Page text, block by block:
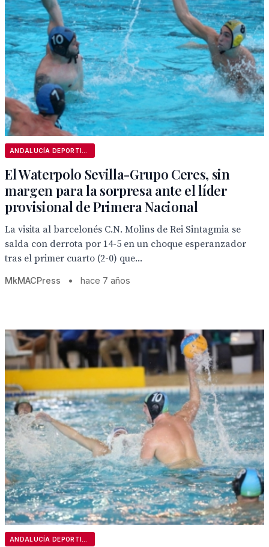
El Waterpolo Sevilla-Grupo Ceres, sin
margen para la sorpresa ante el líder
provisional de Primera Nacional
La visita al barcelonés C.N. Molins de Rei Sintagmia se
salda con derrota por 14-5 en un choque esperanzador
tras el primer cuarto (2-0) que...
MkMACPress • hace 7 años